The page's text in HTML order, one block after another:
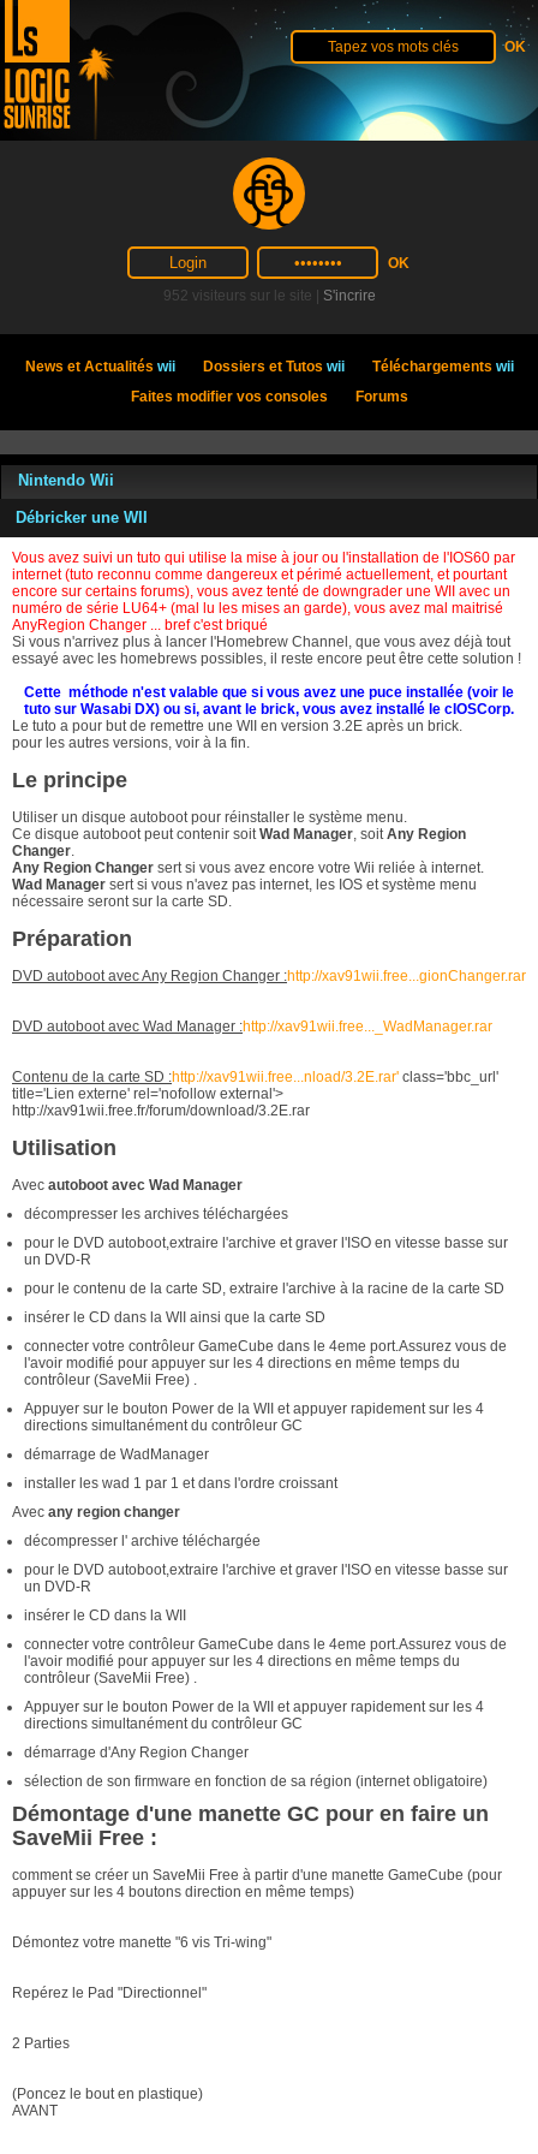
952 visiteurs sur le site | S'incrire
News et Actualités wii Dossiers et Tutos wii Téléchargements wii
Faites modifier vos consoles
Forums
Nintendo Wii
Débricker une WII
Vous avez suivi un tuto qui utilise la mise à jour ou l'installation de l'IOS60 par
internet (tuto reconnu comme dangereux et périmé actuellement, et pourtant
encore sur certains forums), vous avez tenté de downgrader une WII avec un
numéro de série LU64+ (mal lu les mises an garde), vous avez mal maitrisé
AnyRegion Changer ... bref c'est briqué
Si vous n'arrivez plus à lancer l'Homebrew Channel, que vous avez déjà tout
essayé avec les homebrews possibles, il reste encore peut être cette solution !
Cette méthode n'est valable que si vous avez une puce installée (voir le
tuto sur Wasabi DX) ou si, avant le brick, vous avez installé le cIOSCorp.
Le tuto a pour but de remettre une WII en version 3.2E après un brick.
pour les autres versions, voir à la fin.
Le principe
Utiliser un disque autoboot pour réinstaller le système menu.
Ce disque autoboot peut contenir soitWad Manager, soitAny Region
Changer.
Any Region Changer sert si vous avez encore votre Wii reliée à internet.
Wad Manager sert si vous n'avez pas internet, les IOS et système menu
nécessaire seront sur la carte SD.
Préparation
DVD autoboot avec Any Region Changer :http://xav91wii.free...gionChanger.rar
DVD autoboot avec Wad Manager :http://xav91wii.free..._WadManager.rar
Contenu de la carte SD :http://xav91wii.free...nload/3.2E.rar' class='bbc_url'
title='Lien externe' rel='nofollow external'>
http://xav91wii.free.fr/forum/download/3.2E.rar
Utilisation
Avec autoboot avec Wad Manager
décompresser les archives téléchargées
pour le DVD autoboot,extraire l'archive et graver l'ISO en vitesse basse sur
un DVD-R
pour le contenu de la carte SD, extraire l'archive à la racine de la carte SD
insérer le CD dans la WII ainsi que la carte SD
connecter votre contrôleur GameCube dans le 4eme port.Assurez vous de
l'avoir modifié pour appuyer sur les 4 directions en même temps du
contrôleur (SaveMii Free) .
Appuyer sur le bouton Power de la WII et appuyer rapidement sur les 4
directions simultanément du contrôleur GC
démarrage de WadManager
installer les wad 1 par 1 et dans l'ordre croissant
Avec any region changer
décompresser l' archive téléchargée
pour le DVD autoboot,extraire l'archive et graver l'ISO en vitesse basse sur
un DVD-R
insérer le CD dans la WII
connecter votre contrôleur GameCube dans le 4eme port.Assurez vous de
l'avoir modifié pour appuyer sur les 4 directions en même temps du
contrôleur (SaveMii Free) .
Appuyer sur le bouton Power de la WII et appuyer rapidement sur les 4
directions simultanément du contrôleur GC
démarrage d'Any Region Changer
sélection de son firmware en fonction de sa région (internet obligatoire)
Démontage d'une manette GC pour en faire un
SaveMii Free :
comment se créer un SaveMii Free à partir d'une manette GameCube (pour
appuyer sur les 4 boutons direction en même temps)
Démontez votre manette "6 vis Tri-wing"
Repérez le Pad "Directionnel"
2 Parties
(Poncez le bout en plastique)
AVANT